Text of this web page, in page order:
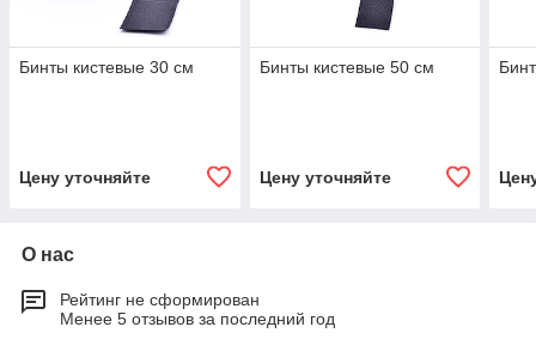
Бинты кистевые 30 см
Цену уточняйте
Бинты кистевые 50 см
Цену уточняйте
О нас
Рейтинг не сформирован
Менее 5 отзывов за последний год